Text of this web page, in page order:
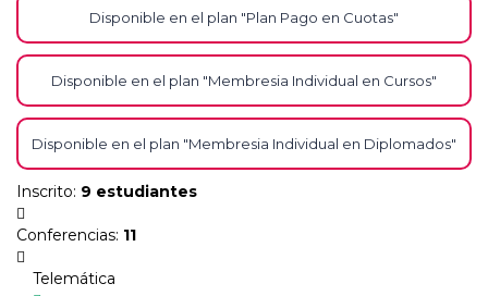
Disponible en el plan "Plan Pago en Cuotas"
Disponible en el plan "Membresia Individual en Cursos"
Disponible en el plan "Membresia Individual en Diplomados"
Inscrito: 9 estudiantes
Conferencias: 11
Telemática